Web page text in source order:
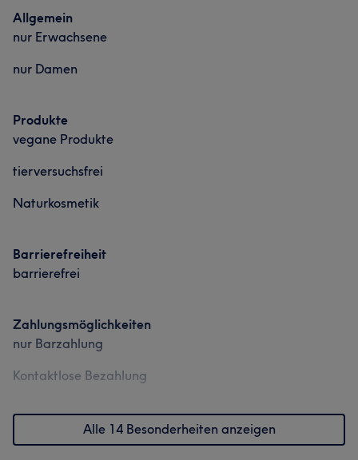
Allgemein
nur Erwachsene
nur Damen
Produkte
vegane Produkte
tierversuchsfrei
Naturkosmetik
Barrierefreiheit
barrierefrei
Zahlungsmöglichkeiten
nur Barzahlung
Kontaktlose Bezahlung
Alle 14 Besonderheiten anzeigen